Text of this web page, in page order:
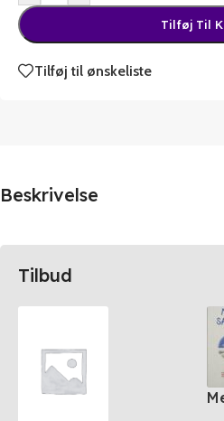
Tilføj Til
Tilføj til ønskeliste
Beskrivelse
Tilbud